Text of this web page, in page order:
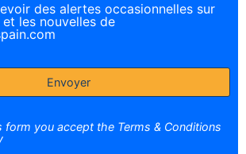
des alertes occasionnelles sur
les nouvelles de
form you accept the Terms & Conditions